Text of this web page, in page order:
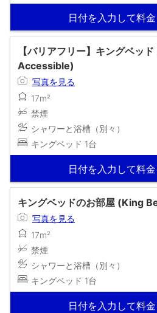
日付を入力して料
【バリアフリー】キングベッ
Accessible)
写真を見る
17m²
禁煙
シャワーと浴槽（別々）
キングベッド 1台
日付を入力して料
キングベッドのお部屋 (King
写真を見る
17m²
禁煙
シャワーと浴槽（別々）
キングベッド 1台
日付を入力して料